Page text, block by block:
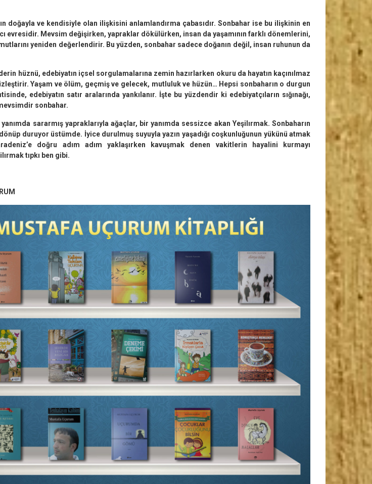
doğayla ve kendisiyle olan iliş­kisini anlamlandırma çabasıdır. Sonbahar ise bu ilişkinin en
evresidir. Mevsim değişirken, yapraklar dökülürken, insan da yaşa­mının farklı dönemlerini,
yeniden değerlendirir. Bu yüzden, sonbahar sadece doğanın değil, insan ruhunun da
hüznü, edebiyatın içsel sorgulamalarına zemin hazırlarken okuru da ha­yatın kaçınılmaz
Yaşam ve ölüm, geçmiş ve gelecek, mutluluk ve hüzün… Hepsi sonbaharın o durgun
edebi­yatın satır aralarında yankılanır. İşte bu yüzdendir ki edebiyatçıların sığınağı,
sonbahar.
sararmış yapraklarıyla ağaçlar, bir yanımda sessizce akan Yeşilırmak. Son­baharın
duruyor üstümde. İyice durulmuş suyuyla yazın yaşadığı coşkunluğu­nun yükünü atmak
doğru adım adım yaklaşırken kavuşmak denen vakitlerin hayalini kurmayı
tıpkı ben gibi.